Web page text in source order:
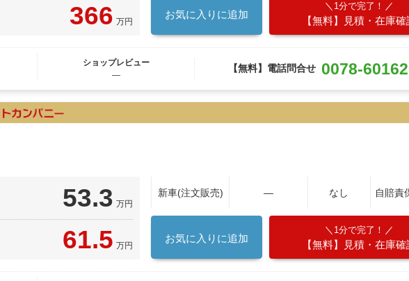
366 万円
お気に入りに追加
1分で完了！
【無料】見積・在庫確
ショップレビュー
―
【無料】電話問合せ 0078-
53.3 万円
61.5 万円
新車(注文販売) ― なし 自賠責
お気に入りに追加
1分で完了！
【無料】見積・在庫確